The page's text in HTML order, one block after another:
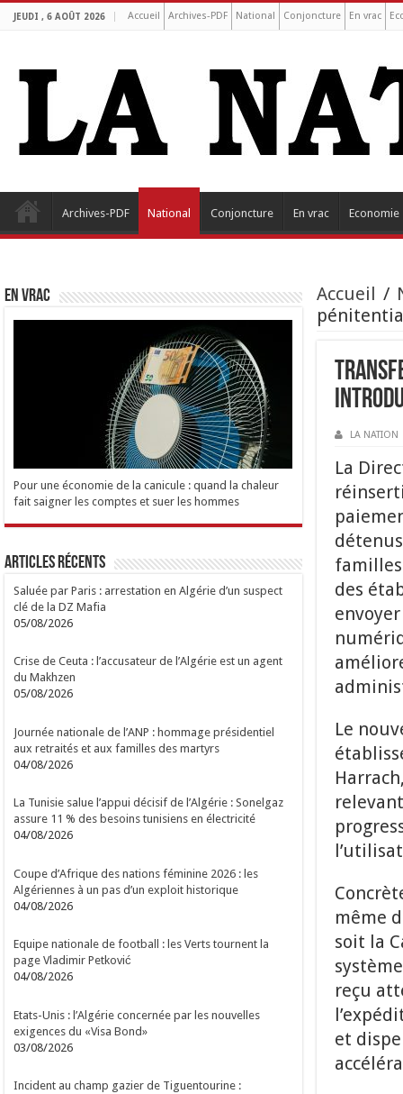
JEUDI , 6 AOÛT 2026 Accueil Archives-PDF National Conjoncture En vrac
Archives-PDF National Conjoncture En vrac Economie
Accueil /
LA NATION
La
des
Le
même
soit la
reçu
et
EN VRAC
Pour une économie de la canicule : quand la chaleur
fait saigner les comptes et suer les hommes
Articles Récents
Saluée par Paris : arrestation en Algérie d’un suspect
clé de la DZ Mafia
05/08/2026
Crise de Ceuta : l’accusateur de l’Algérie est un agent
du Makhzen
05/08/2026
Journée nationale de l’ANP : hommage présidentiel
aux retraités et aux familles des martyrs
04/08/2026
La Tunisie salue l’appui décisif de l’Algérie : Sonelgaz
assure 11 % des besoins tunisiens en électricité
04/08/2026
Coupe d’Afrique des nations féminine 2026 : les
Algériennes à un pas d’un exploit historique
04/08/2026
Equipe nationale de football : les Verts tournent la
page Vladimir Petković
04/08/2026
Etats-Unis : l’Algérie concernée par les nouvelles
exigences du «Visa Bond»
03/08/2026
Incident au champ gazier de Tiguentourine :